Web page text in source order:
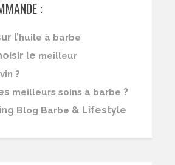
:
l’huile à barbe
le meilleur
?
meilleurs soins à barbe ?
Blog Barbe & Lifestyle